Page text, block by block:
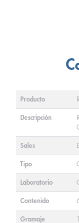
Producto
Descripción
Sales
Tipo
Laboratorio
Contenido
Gramaje